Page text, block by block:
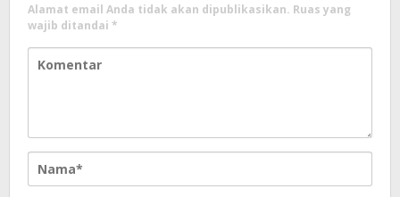
Alamat email Anda tidak akan dipublikasikan. Ruas yang
wajib ditandai *